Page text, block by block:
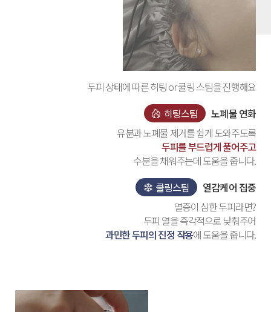
두피 상태에 따른 히팅 or 쿨링 스팀을 진행해요
히팅스팀
노폐물 연화
유분과 노폐물 제거를 쉽게 도와주도록
두피를 부드럽게 풀어주고
수분을 채워주는데 도움을 줍니다.
쿨링스팀
열감케어 집중
열증이 심한 두피라면?
두피 열을 즉각적으로 낮춰주어
과민한 두피의 진정 작용에 도움을 줍니다.